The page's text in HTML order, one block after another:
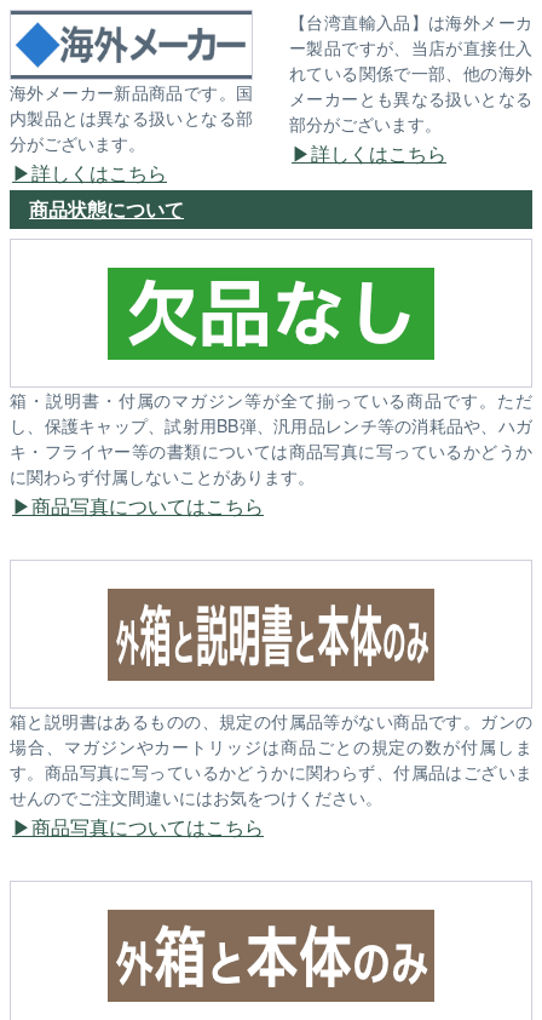
海外メーカー新品商品です。国
内製品とは異なる扱いとなる部
分がございます。
詳しくはこちら
【台湾直輸入品】は海外メーカ
ー製品ですが、当店が直接仕入
れている関係で一部、他の海外
メーカーとも異なる扱いとなる
部分がございます。
詳しくはこちら
商品状態について
箱・説明書・付属のマガジン等が全て揃っている商品です。ただ
し、保護キャップ、試射用BB弾、汎用品レンチ等の消耗品や、ハガ
キ・フライヤー等の書類については商品写真に写っているかどうか
に関わらず付属しないことがあります。
商品写真についてはこちら
箱と説明書はあるものの、規定の付属品等がない商品です。ガンの
場合、マガジンやカートリッジは商品ごとの規定の数が付属しま
す。商品写真に写っているかどうかに関わらず、付属品はございま
せんのでご注文間違いにはお気をつけください。
商品写真についてはこちら